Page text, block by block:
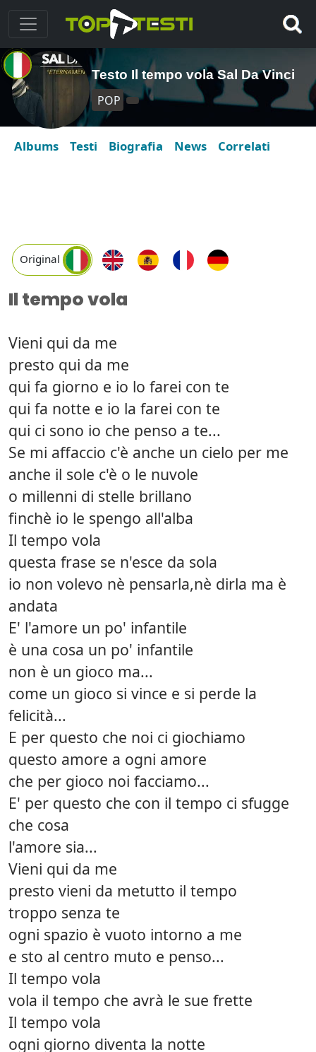
Testo Il tempo vola Sal Da Vinci
POP
Albums Testi Biografia News Correlati
Original
Il tempo vola
Vieni qui da me
presto qui da me
qui fa giorno e io lo farei con te
qui fa notte e io la farei con te
qui ci sono io che penso a te...
Se mi affaccio c'è anche un cielo per me
anche il sole c'è o le nuvole
o millenni di stelle brillano
finchè io le spengo all'alba
Il tempo vola
questa frase se n'esce da sola
io non volevo nè pensarla,nè dirla ma è
andata
E' l'amore un po' infantile
è una cosa un po' infantile
non è un gioco ma...
come un gioco si vince e si perde la
felicità...
E per questo che noi ci giochiamo
questo amore a ogni amore
che per gioco noi facciamo...
E' per questo che con il tempo ci sfugge
che cosa
l'amore sia...
Vieni qui da me
presto vieni da metutto il tempo
troppo senza te
ogni spazio è vuoto intorno a me
e sto al centro muto e penso...
Il tempo vola
vola il tempo che avrà le sue frette
Il tempo vola
ogni giorno diventa la notte